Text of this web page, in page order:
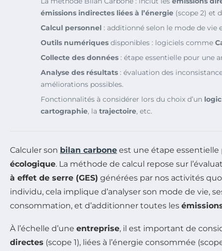
émissions indirectes liées à l’énergie (scope 2) et
Calcul personnel : additionné selon le mode de vie
Outils numériques disponibles : logiciels comme
Collecte des données : étape essentielle pour une
Analyse des résultats : évaluation des
améliorations possibles.
Fonctionnalités à considérer lors du choix d’un
cartographie, la trajectoire, etc.
Calculer son bilan carbone est une étape
écologique. La méthode de calcul repose sur
à effet de serre (GES) générées par nos activités
individu, cela implique d’analyser son mode de vie,
consommation, et d’additionner toutes les
À l’échelle d’une entreprise, il est important de
directes (scope 1), liées à l’énergie consommée